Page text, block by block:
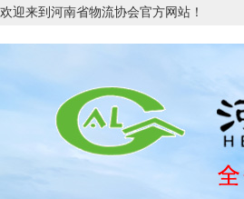
欢迎来到河南省物流协会官方网站！